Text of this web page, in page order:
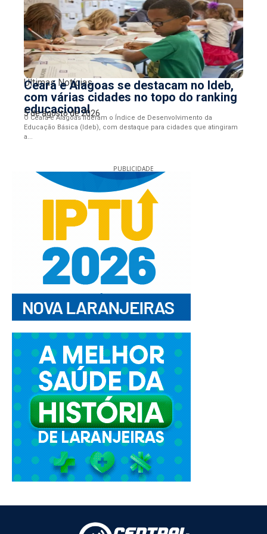
Últimas Notícias
Ceará e Alagoas se destacam no Ideb,
com várias cidades no topo do ranking
educacional
5 de agosto de 2026
O Ceará e Alagoas lideram o Índice de Desenvolvimento da
Educação Básica (Ideb), com destaque para cidades que atingiram
a...
PUBLICIDADE